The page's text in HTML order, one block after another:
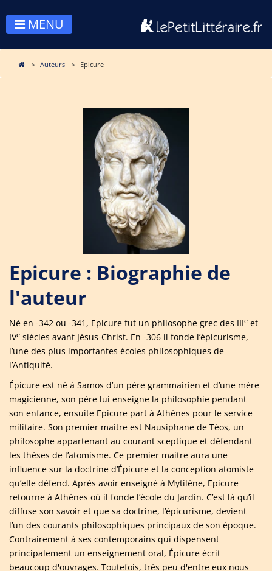
MENU
Auteurs Epicure
Epicure : Biographie de
l'auteur
Né en -342 ou -341, Epicure fut un philosophe grec des IIIe et
IVe siècles avant Jésus-Christ. En -306 il fonde l’épicurisme,
l’une des plus importantes écoles philosophiques de
l’Antiquité.
Épicure est né à Samos d’un père grammairien et d’une mère
magicienne, son père lui enseigne la philosophie pendant
son enfance, ensuite Epicure part à Athènes pour le service
militaire. Son premier maitre est Nausiphane de Téos, un
philosophe appartenant au courant sceptique et défendant
les thèses de l’atomisme. Ce premier maitre aura une
influence sur la doctrine d’Épicure et la conception atomiste
qu’elle défend. Après avoir enseigné à Mytilène, Epicure
retourne à Athènes où il fonde l’école du Jardin. C’est là qu’il
diffuse son savoir et que sa doctrine, l’épicurisme, devient
l’un des courants philosophiques principaux de son époque.
Contrairement à ses contemporains qui dispensent
principalement un enseignement oral, Épicure écrit
beaucoup d'ouvrages. Toutefois, très peu d'entre eux nous